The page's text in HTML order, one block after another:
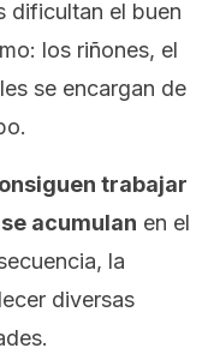
dificultan el buen
los riñones, el
se encargan de
trabajar
acumulan en el
la
diversas